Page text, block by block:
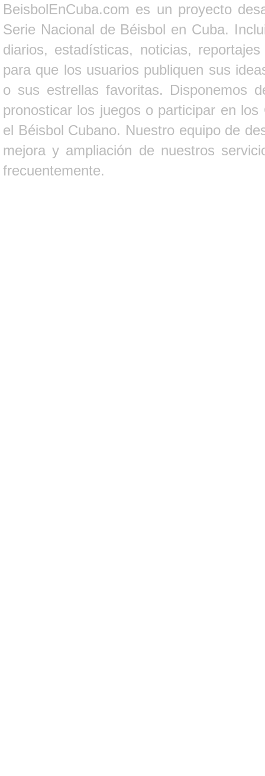
BeisbolEnCuba.com es un proyecto
Serie Nacional de Béisbol en Cuba.
diarios, estadísticas, noticias,
para que los usuarios publiquen sus
o sus estrellas favoritas. Disponemos
pronosticar los juegos o participar en
el Béisbol Cubano. Nuestro equipo de
mejora y ampliación de nuestros
frecuentemente.